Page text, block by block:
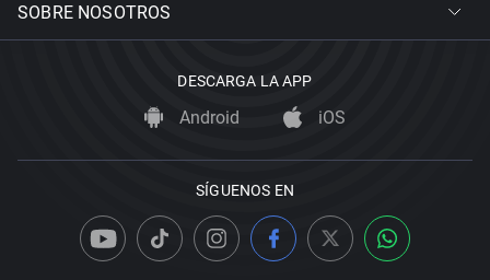
SOBRE NOSOTROS
DESCARGA LA APP
Android iOS
SÍGUENOS EN